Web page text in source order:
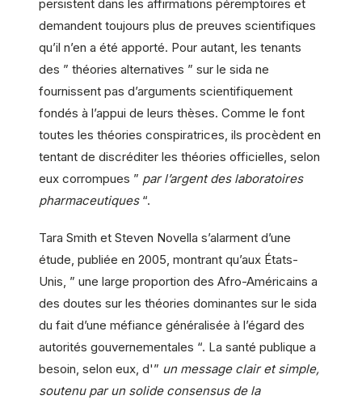
persistent dans les affirmations péremptoires et
demandent toujours plus de preuves scientifiques
qu’il n’en a été apporté. Pour autant, les tenants
des ” théories alternatives ” sur le sida ne
fournissent pas d’arguments scientifiquement
fondés à l’appui de leurs thèses. Comme le font
toutes les théories conspiratrices, ils procèdent en
tentant de discréditer les théories officielles, selon
eux corrompues ” par l’argent des laboratoires
pharmaceutiques“.
Tara Smith et Steven Novella s’alarment d’une
étude, publiée en 2005, montrant qu’aux États-
Unis, ” une large proportion des Afro-Américains a
des doutes sur les théories dominantes sur le sida
du fait d’une méfiance généralisée à l’égard des
autorités gouvernementales “. La santé publique a
besoin, selon eux, d'” un message clair et simple,
soutenu par un solide consensus de la